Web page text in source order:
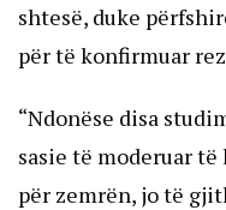
shtesë, duke
për të konfirmuar
“Ndonëse disa
sasie të moderuar
për zemrën, jo të